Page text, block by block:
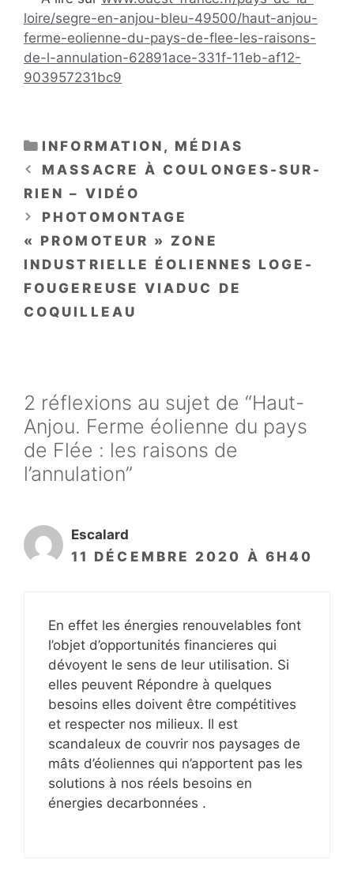
loire/segre-en-anjou-bleu-49500/haut-anjou-
ferme-eolienne-du-pays-de-flee-les-raisons-
de-l-annulation-62891ace-331f-11eb-af12-
903957231bc9
CATÉGORIES
INFORMATION , MÉDIAS
MASSACRE À COULONGES-SUR-
RIEN – VIDÉO
PHOTOMONTAGE
« PROMOTEUR » ZONE
INDUSTRIELLE ÉOLIENNES LOGE-
FOUGEREUSE VIADUC DE
COQUILLEAU
2 réflexions au sujet de “Haut-
Anjou. Ferme éolienne du pays
de Flée : les raisons de
l’annulation”
Escalard
11 DÉCEMBRE 2020 À 6H40
En effet les énergies renouvelables font
l’objet d’opportunités financieres qui
dévoyent le sens de leur utilisation. Si
elles peuvent Répondre à quelques
besoins elles doivent être compétitives
et respecter nos milieux. Il est
scandaleux de couvrir nos paysages de
mâts d’éoliennes qui n’apportent pas les
solutions à nos réels besoins en
énergies decarbonnées .